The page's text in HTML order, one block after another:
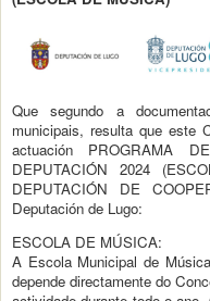
Que segundo a
municipais, resulta que este
actuación PROGRAMA
DEPUTACIÓN 2024
DEPUTACIÓN DE
Deputación de Lugo:
ESCOLA DE MÚSICA:
A Escola Municipal de
depende directamente do